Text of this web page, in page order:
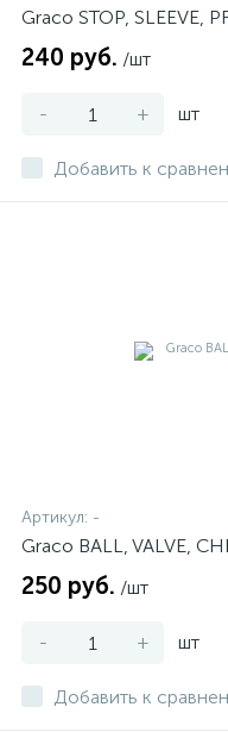
Graco STOP, SLEEVE,
240 руб. /шт
- + шт
Добавить к
Артикул: -
Graco BALL, VALVE,
250 руб. /шт
- + шт
Добавить к